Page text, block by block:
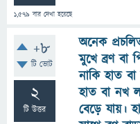
1,579 বার দেখা হয়েছে
+8
টি ভোট
2
টি উত্তর
অনেক
মুখে ব্রণ বা
নাকি হাত
হাত বা নখ
বেড়ে যায়।